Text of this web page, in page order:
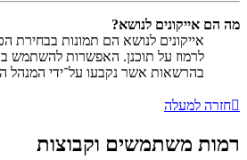
מה הם אייקונים לנושא?
אייקונים לנושא הם תמונות בבחירת
לרמוז על תוכנן. האפשרות להשתמש
בהרשאות אשר נקבעו על־ידי
חזרה למעלה
רמות משתמשים וקבוצות